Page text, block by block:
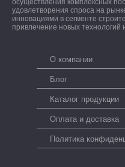
удовлетворения спроса на
инновациями в сегменте
привлечение новых технологий
О компании
Блог
Каталог продукции
Оплата и доставка
Политика